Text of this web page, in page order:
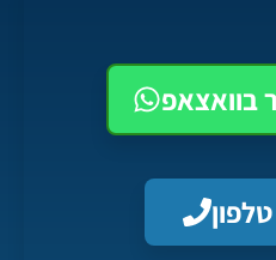
בוואצאפ